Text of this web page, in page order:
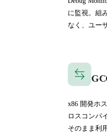
に監視。組
なく、ユー
x86 開発ホ
ロスコンパ
そのまま利